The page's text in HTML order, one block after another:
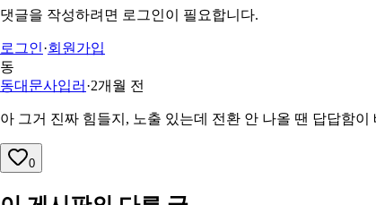
댓글을 작성하려면 로그인이 필요합니다.
로그인·회원가입
동
동대문사입러 ·2개월 전
아 그거 진짜 힘들지, 노출 있는데 전환 안 나올 땐 답답함
0